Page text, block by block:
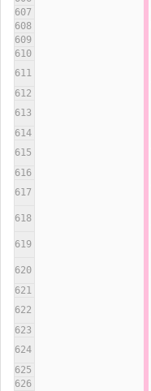
607
608
609
610
611
612
613
614
615
616
617
618
619
620
621
622
623
624
625
626